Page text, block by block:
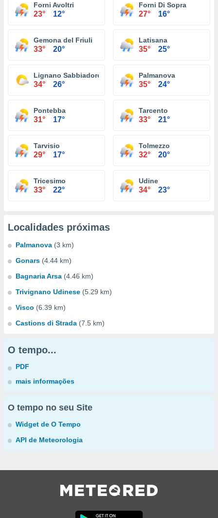
Forni Avoltri
23° 12°
Forni Di Sopra
27° 16°
Gemona del Friuli
33° 20°
Latisana
35° 25°
Lignano Sabbiadoro
34° 26°
Palmanova
35° 24°
Pontebba
31° 17°
Tarcento
33° 21°
Tarvisio
29° 17°
Tolmezzo
32° 20°
Tricesimo
33° 22°
Udine
34° 23°
Localidades próximas
Palmanova (3 km)
Gonars (4.44 km)
Bagnaria Arsa (4.46 km)
Trivignano Udinese (5.29 km)
Visco (6.39 km)
Castions di Strada (7.5 km)
O tempo...
PDF
mais informações
O tempo no seu Site
Widget de O Tempo
API de Meteorologia